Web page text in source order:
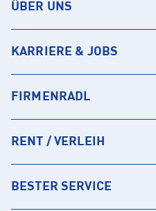
ÜBER UNS
KARRIERE & JOBS
FIRMENRADL
RENT / VERLEIH
BESTER SERVICE